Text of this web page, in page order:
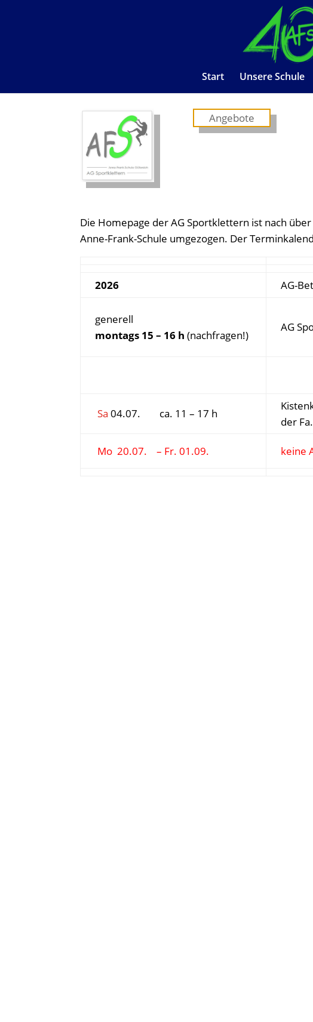
Start Unsere Schule
Angebote
Die Homepage der AG Sportklettern ist nach
Anne-Frank-Schule umgezogen. Der
2026 AG-
generell
montags 15 – 16 h (nachfragen!)
AG
Sa 04.07. ca. 11 – 17 h
der
Mo 20.07. – Fr. 01.09. keine